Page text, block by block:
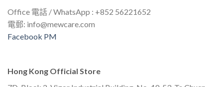
Office 電話 / WhatsApp : +852 56221652
電郵: info@mewcare.com
Facebook PM
Hong Kong Official Store